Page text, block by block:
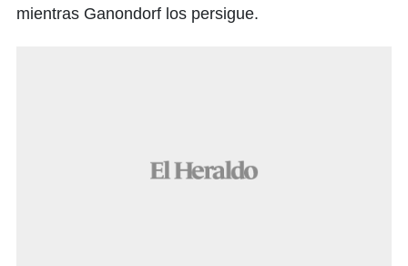
mientras Ganondorf los persigue.